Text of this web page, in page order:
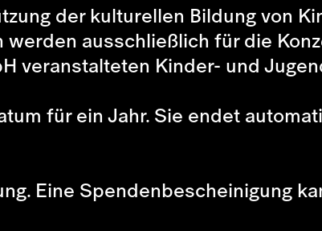
der kulturellen Bildung von
ausschließlich für die
veranstalteten Kinder- und
für ein Jahr. Sie endet
Eine Spendenbescheinigung